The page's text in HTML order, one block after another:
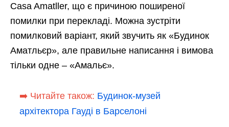
Casa Amatller, що є причиною поширеної
помилки при перекладі. Можна зустріти
помилковий варіант, який звучить як «Будинок
Аматльєр», але правильне написання і вимова
тільки одне – «Амальє».
➡️ Читайте також: Будинок-музей
архітектора Гауді в Барселоні